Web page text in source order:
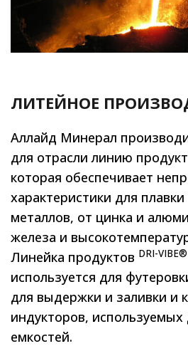
ЛИТЕЙНОЕ
Аллайд Минерал
для отрасли линию
которая обеспечивает
характеристики для
металлов, от цинка и
железа и
Линейка продуктов DRI-VIBE®
используется для
для выдержки и заливки и
индукторов, используемых
емкостей.